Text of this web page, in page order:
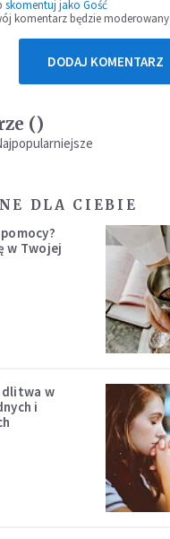
skomentuj jako Gość
komentarz będzie moderowany
DODAJ KOMENTARZ
()
DLA CIEBIE
w Twojej
w
i